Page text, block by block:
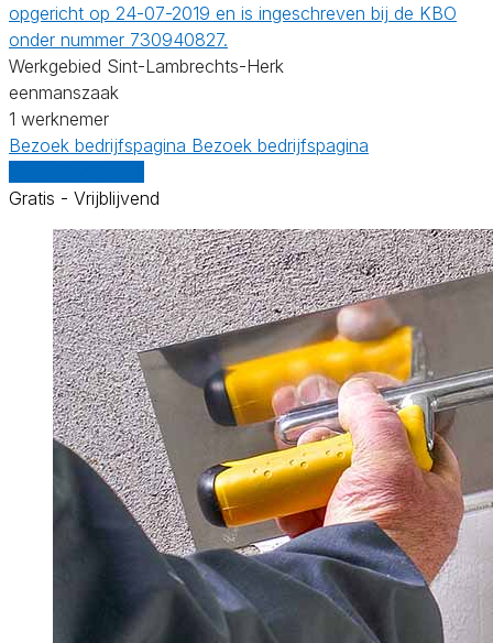
opgericht op 24-07-2019 en is ingeschreven bij de KBO
onder nummer 730940827.
Werkgebied Sint-Lambrechts-Herk
eenmanszaak
1 werknemer
Bezoek bedrijfspagina Bezoek bedrijfspagina
Gratis - Vrijblijvend